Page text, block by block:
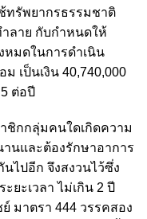
ทรัพยากรธรรมชาติ
ลาย กับกำหนดให้
หมดในการดำเนิน
เป็นเงิน 40,740,000
ต่อปี
ชิกกลุ่มคนใดเกิดความ
านและต้องรักษาอาการ
ไปอีก จึงสงวนไว้ซึ่ง
ะเวลา ไม่เกิน 2 ปี
มาตรา 444 วรรคสอง